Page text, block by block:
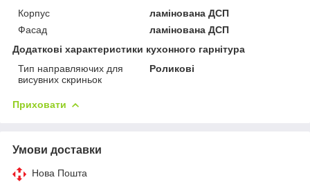
Корпус
ламінована ДСП
Фасад
ламінована ДСП
Додаткові характеристики кухонного гарнітура
Тип направляючих для
висувних скриньок
Роликові
Приховати
Умови доставки
Нова Пошта